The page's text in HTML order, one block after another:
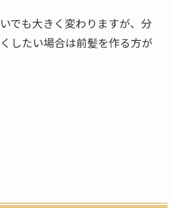
でも大きく変わりますが、分
したい場合は前髪を作る方が